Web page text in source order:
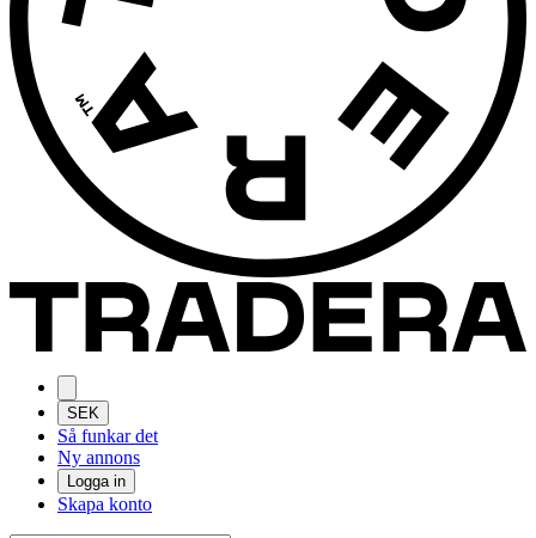
SEK
Så funkar det
Ny annons
Logga in
Skapa konto